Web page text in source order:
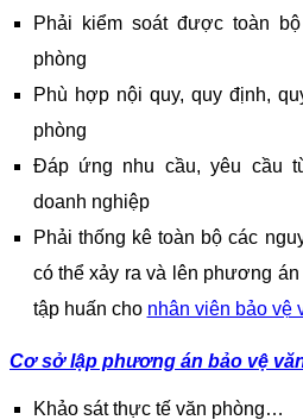
Phải kiểm soát được toàn
phòng
Phù hợp nội quy, quy định,
phòng
Đáp ứng nhu cầu, yêu cầu
doanh nghiệp
Phải thống kê toàn bộ các
có thể xảy ra và lên phương
tập huấn cho nhân viên bảo vệ
Cơ sở lập phương án bảo vệ
Khảo sát thực tế văn phòng…